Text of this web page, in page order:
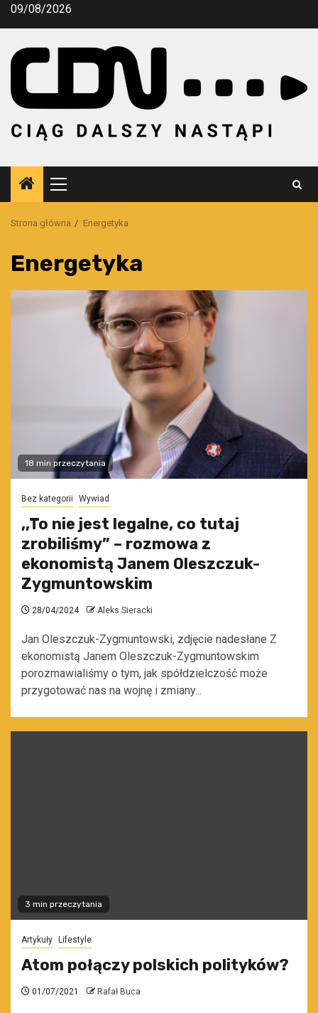
Przejdź
09/08/2026
Menu
główne
Strona główna Energetyka
Energetyka
18 min przeczytania
Bez kategorii Wywiad
,,To nie jest legalne, co tutaj
zrobiliśmy” – rozmowa z
ekonomistą Janem Oleszczuk-
Zygmuntowskim
28/04/2024 Aleks Sieracki
Jan Oleszczuk-Zygmuntowski, zdjęcie nadesłane Z
ekonomistą Janem Oleszczuk-Zygmuntowskim
porozmawialiśmy o tym, jak spółdzielczość może
przygotować nas na wojnę i zmiany...
3 min przeczytania
Artykuły Lifestyle
Atom połączy polskich polityków?
01/07/2021 Rafał Buca